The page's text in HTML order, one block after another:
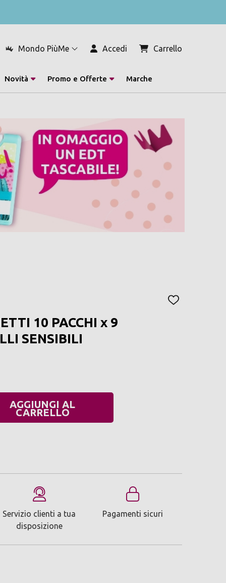
Mondo PiùMe Accedi Carrello
Novità Promo e Offerte Marche
AGGIUNGI
10 PACCHI x 9
SENSIBILI
AGGIUNGI AL
CARRELLO
Servizio clienti a tua
disposizione
Pagamenti sicuri